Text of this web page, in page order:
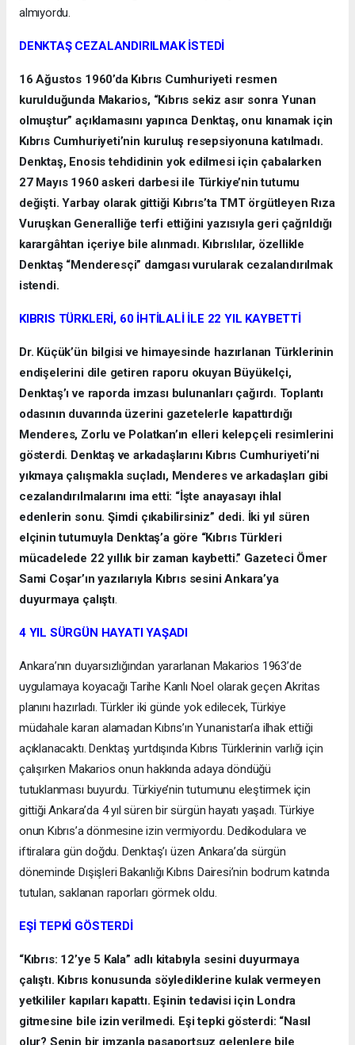
almıyordu.
DENKTAŞ CEZALANDIRILMAK İSTEDİ
16 Ağustos 1960’da Kıbrıs Cumhuriyeti resmen
kurulduğunda Makarios, “Kıbrıs sekiz asır sonra Yunan
olmuştur” açıklamasını yapınca Denktaş, onu kınamak için
Kıbrıs Cumhuriyeti’nin kuruluş resepsiyonuna katılmadı.
Denktaş, Enosis tehdidinin yok edilmesi için çabalarken
27 Mayıs 1960 askeri darbesi ile Türkiye’nin tutumu
değişti. Yarbay olarak gittiği Kıbrıs’ta TMT örgütleyen Rıza
Vuruşkan Generalliğe terfi ettiğini yazısıyla geri çağrıldığı
karargâhtan içeriye bile alınmadı. Kıbrıslılar, özellikle
Denktaş “Menderesçi” damgası vurularak cezalandırılmak
istendi.
KIBRIS TÜRKLERİ, 60 İHTİLALİ İLE 22 YIL KAYBETTİ
Dr. Küçük’ün bilgisi ve himayesinde hazırlanan Türklerinin
endişelerini dile getiren raporu okuyan Büyükelçi,
Denktaş’ı ve raporda imzası bulunanları çağırdı. Toplantı
odasının duvarında üzerini gazetelerle kapattırdığı
Menderes, Zorlu ve Polatkan’ın elleri kelepçeli resimlerini
gösterdi. Denktaş ve arkadaşlarını Kıbrıs Cumhuriyeti’ni
yıkmaya çalışmakla suçladı, Menderes ve arkadaşları gibi
cezalandırılmalarını ima etti: “İşte anayasayı ihlal
edenlerin sonu. Şimdi çıkabilirsiniz” dedi. İki yıl süren
elçinin tutumuyla Denktaş’a göre “Kıbrıs Türkleri
mücadelede 22 yıllık bir zaman kaybetti.” Gazeteci Ömer
Sami Coşar’ın yazılarıyla Kıbrıs sesini Ankara’ya
duyurmaya çalıştı.
4 YIL SÜRGÜN HAYATI YAŞADI
Ankara’nın duyarsızlığından yararlanan Makarios 1963’de
uygulamaya koyacağı Tarihe Kanlı Noel olarak geçen Akritas
planını hazırladı. Türkler iki günde yok edilecek, Türkiye
müdahale kararı alamadan Kıbrıs’ın Yunanistan’a ilhak ettiği
açıklanacaktı. Denktaş yurtdışında Kıbrıs Türklerinin varlığı için
çalışırken Makarios onun hakkında adaya döndüğü
tutuklanması buyurdu. Türkiye’nin tutumunu eleştirmek için
gittiği Ankara’da 4 yıl süren bir sürgün hayatı yaşadı. Türkiye
onun Kıbrıs’a dönmesine izin vermiyordu. Dedikodulara ve
iftiralara gün doğdu. Denktaş’ı üzen Ankara’da sürgün
döneminde Dışişleri Bakanlığı Kıbrıs Dairesi’nin bodrum katında
tutulan, saklanan raporları görmek oldu.
EŞİ TEPKİ GÖSTERDİ
“Kıbrıs: 12’ye 5 Kala” adlı kitabıyla sesini duyurmaya
çalıştı. Kıbrıs konusunda söylediklerine kulak vermeyen
yetkililer kapıları kapattı. Eşinin tedavisi için Londra
gitmesine bile izin verilmedi. Eşi tepki gösterdi: “Nasıl
olur? Senin bir imzanla pasaportsuz gelenlere bile